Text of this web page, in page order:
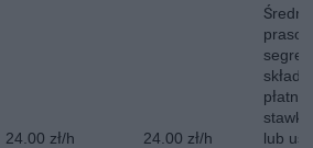
24.00 zł/h 24.00 zł/h
stawki
lub